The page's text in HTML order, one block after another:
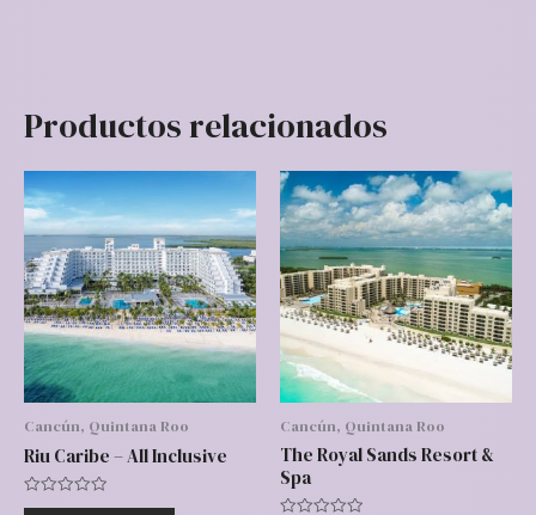
Productos relacionados
Cancún, Quintana Roo
Riu Caribe – All Inclusive
Valorado
Cancún, Quintana Roo
The Royal Sands Resort &
Spa